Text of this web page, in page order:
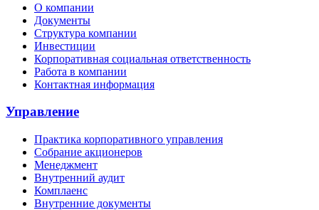
О компании
Документы
Структура компании
Инвестиции
Корпоративная социальная ответственность
Работа в компании
Контактная информация
Управление
Практика корпоративного управления
Собрание акционеров
Менеджмент
Внутренний аудит
Комплаенс
Внутренние документы